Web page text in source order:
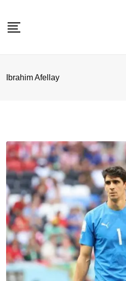
Ibrahim Afellay